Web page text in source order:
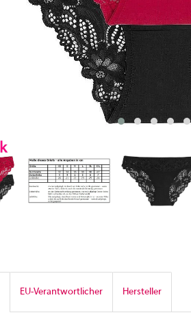
EU-Verantwortlicher Hersteller